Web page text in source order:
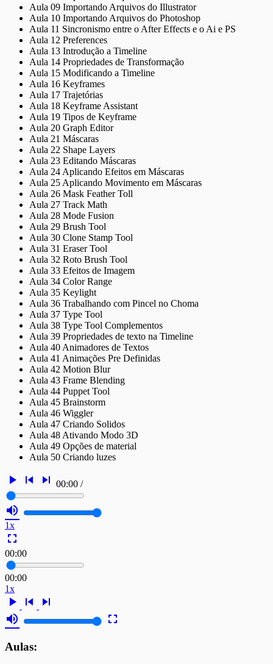
Aula 09 Importando Arquivos do Illustrator
Aula 10 Importando Arquivos do Photoshop
Aula 11 Sincronismo entre o After Effects e o Ai e PS
Aula 12 Preferences
Aula 13 Introdução a Timeline
Aula 14 Propriedades de Transformação
Aula 15 Modificando a Timeline
Aula 16 Keyframes
Aula 17 Trajetórias
Aula 18 Keyframe Assistant
Aula 19 Tipos de Keyframe
Aula 20 Graph Editor
Aula 21 Máscaras
Aula 22 Shape Layers
Aula 23 Editando Máscaras
Aula 24 Aplicando Efeitos em Máscaras
Aula 25 Aplicando Movimento em Máscaras
Aula 26 Mask Feather Toll
Aula 27 Track Math
Aula 28 Mode Fusion
Aula 29 Brush Tool
Aula 30 Clone Stamp Tool
Aula 31 Eraser Tool
Aula 32 Roto Brush Tool
Aula 33 Efeitos de Imagem
Aula 34 Color Range
Aula 35 Keylight
Aula 36 Trabalhando com Pincel no Choma
Aula 37 Type Tool
Aula 38 Type Tool Complementos
Aula 39 Propriedades de texto na Timeline
Aula 40 Animadores de Textos
Aula 41 Animações Pre Definidas
Aula 42 Motion Blur
Aula 43 Frame Blending
Aula 44 Puppet Tool
Aula 45 Brainstorm
Aula 46 Wiggler
Aula 47 Criando Solidos
Aula 48 Ativando Modo 3D
Aula 49 Opções de material
Aula 50 Criando luzes
play_arrow skip_previous skip_next 00:00 /
volume_up
1x
fullscreen
00:00
00:00
1x
play_arrow skip_previous
skip_next
volume_up
fullscreen
Aulas: